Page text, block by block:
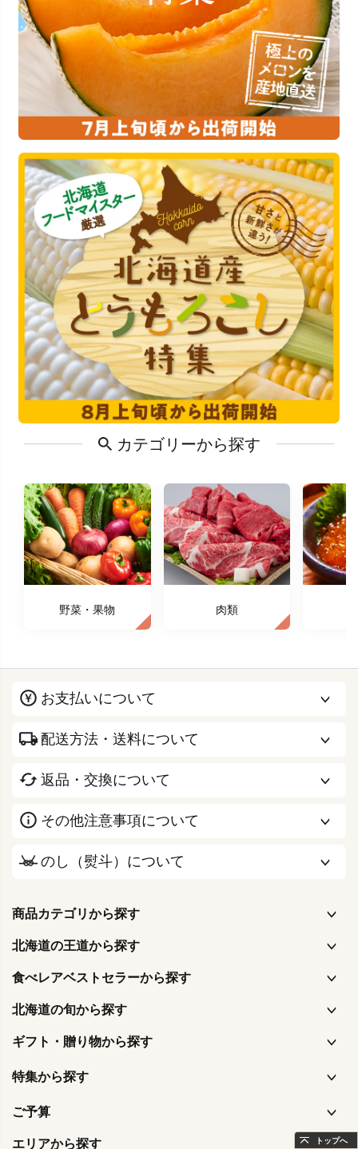
カテゴリーから探す
野菜・果物 肉類
お支払いについて
配送方法・送料について
返品・交換について
その他注意事項について
のし（熨斗）について
商品カテゴリから探す
北海道の王道から探す
食べレアベストセラーから探す
北海道の旬から探す
ギフト・贈り物から探す
特集から探す
ご予算
エリアから探す トップへ